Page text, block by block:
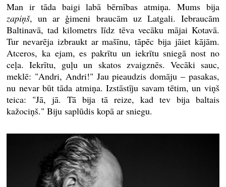
Man ir tāda baigi labā bērnības atmiņa. Mums bija
zapiņš, un ar ģimeni braucām uz Latgali. Iebraucām
Baltinavā, tad kilometrs līdz tēva vecāku mājai Kotavā.
Tur nevarēja izbraukt ar mašīnu, tāpēc bija jāiet kājām.
Atceros, ka ejam, es pakrītu un iekrītu sniegā nost no
ceļa. Iekrītu, guļu un skatos zvaigznēs. Vecāki sauc,
meklē: "Andri, Andri!" Jau pieaudzis domāju – pasakas,
nu nevar būt tāda atmiņa. Izstāstīju savam tētim, un viņš
teica: "Jā, jā. Tā bija tā reize, kad tev bija baltais
kažociņš." Biju saplūdis kopā ar sniegu.